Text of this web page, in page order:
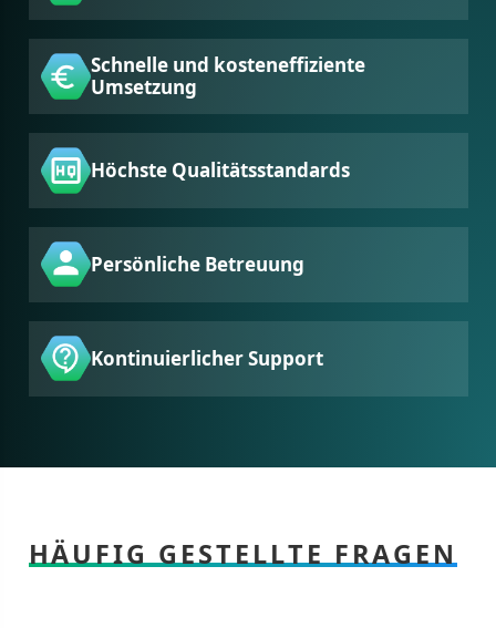
Schnelle und kosteneffiziente
Umsetzung
Höchste Qualitätsstandards
Persönliche Betreuung
Kontinuierlicher Support
HÄUFIG GESTELLTE FRAGEN